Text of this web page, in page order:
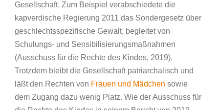
Gesellschaft. Zum Beispiel verabschiedete die
kapverdische Regierung 2011 das Sondergesetz über
geschlechtsspezifische Gewalt, begleitet von
Schulungs- und Sensibilisierungsmaßnahmen
(Ausschuss für die Rechte des Kindes, 2019).
Trotzdem bleibt die Gesellschaft patriarchalisch und
läßt den Rechten von Frauen und Mädchen sowie
dem Zugang dazu wenig Platz. Wie der Ausschuss für